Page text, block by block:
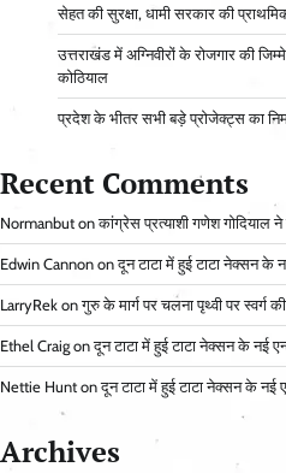
सेहत की सुरक्षा, धामी सरकार की
उत्तराखंड में अग्निवीरों के रोजगार की
कोठियाल
प्रदेश के भीतर सभी बड़े प्रोजेक्ट्स का
Recent Comments
Normanbut onकांग्रेस प्रत्याशी गणेश गोदियाल
Edwin Cannon onदून टाटा में हुई टाटा नेक्सन के
LarryRek onगुरु के मार्ग पर चलना पृथ्वी पर स्वर्ग
Ethel Craig onदून टाटा में हुई टाटा नेक्सन के नई
Nettie Hunt onदून टाटा में हुई टाटा नेक्सन के नई
Archives